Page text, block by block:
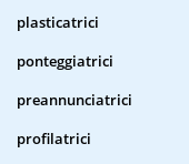
plasticatrici
ponteggiatrici
preannunciatrici
profilatrici